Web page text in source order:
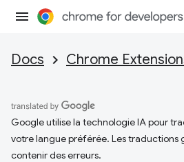
Docs Chrome
Google utilise la technologie IA pour
votre langue préférée. Les traductions
contenir des erreurs.